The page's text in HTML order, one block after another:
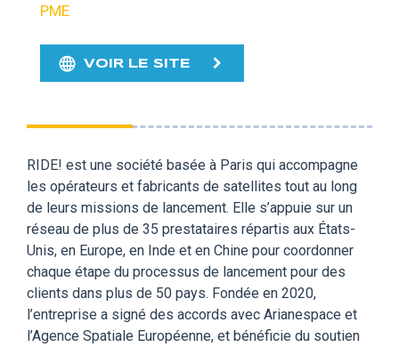
PME
VOIR LE SITE
RIDE! est une société basée à Paris qui accompagne
les opérateurs et fabricants de satellites tout au long
de leurs missions de lancement. Elle s’appuie sur un
réseau de plus de 35 prestataires répartis aux États-
Unis, en Europe, en Inde et en Chine pour coordonner
chaque étape du processus de lancement pour des
clients dans plus de 50 pays. Fondée en 2020,
l’entreprise a signé des accords avec Arianespace et
l’Agence Spatiale Européenne, et bénéficie du soutien